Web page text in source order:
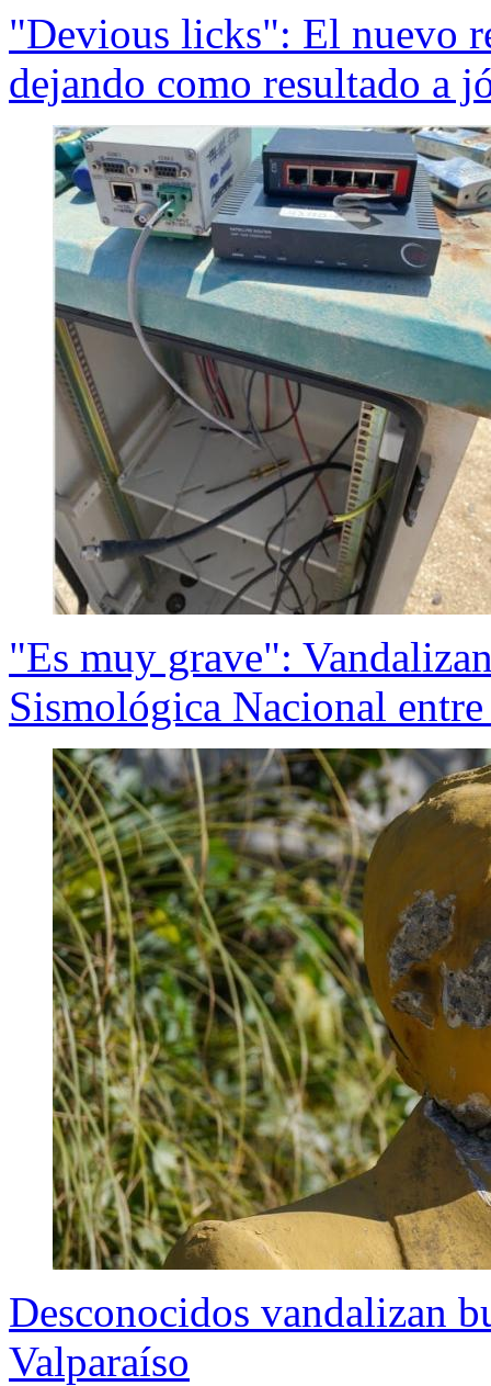
"Devious licks": El nuevo
dejando como resultado a
"Es muy grave":
Sismológica Nacional
Desconocidos vandalizan
Valparaíso